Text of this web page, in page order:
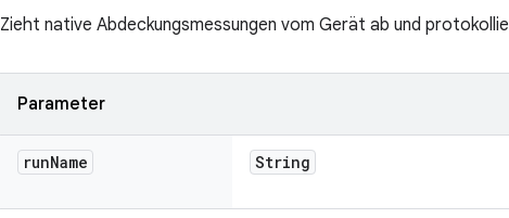
Zieht native Abdeckungsmessungen vom Gerät ab und
Parameter
runName String